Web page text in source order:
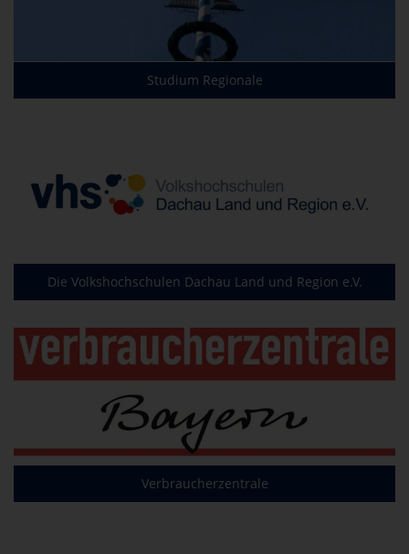
Studium Regionale
Die Volkshochschulen Dachau Land und Region e.V.
Verbraucherzentrale